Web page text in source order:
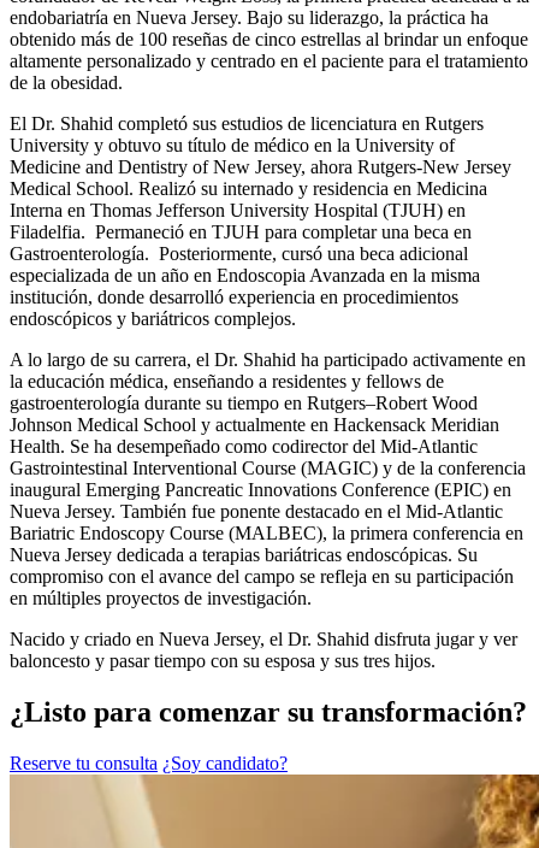
endobariatría en Nueva Jersey. Bajo su liderazgo, la práctica ha
obtenido más de 100 reseñas de cinco estrellas al brindar un enfoque
altamente personalizado y centrado en el paciente para el tratamiento
de la obesidad.
El Dr. Shahid completó sus estudios de licenciatura en Rutgers
University y obtuvo su título de médico en la University of
Medicine and Dentistry of New Jersey, ahora Rutgers-New Jersey
Medical School. Realizó su internado y residencia en Medicina
Interna en Thomas Jefferson University Hospital (TJUH) en
Filadelfia. Permaneció en TJUH para completar una beca en
Gastroenterología. Posteriormente, cursó una beca adicional
especializada de un año en Endoscopia Avanzada en la misma
institución, donde desarrolló experiencia en procedimientos
endoscópicos y bariátricos complejos.
A lo largo de su carrera, el Dr. Shahid ha participado activamente en
la educación médica, enseñando a residentes y fellows de
gastroenterología durante su tiempo en Rutgers–Robert Wood
Johnson Medical School y actualmente en Hackensack Meridian
Health. Se ha desempeñado como codirector del Mid-Atlantic
Gastrointestinal Interventional Course (MAGIC) y de la conferencia
inaugural Emerging Pancreatic Innovations Conference (EPIC) en
Nueva Jersey. También fue ponente destacado en el Mid-Atlantic
Bariatric Endoscopy Course (MALBEC), la primera conferencia en
Nueva Jersey dedicada a terapias bariátricas endoscópicas. Su
compromiso con el avance del campo se refleja en su participación
en múltiples proyectos de investigación.
Nacido y criado en Nueva Jersey, el Dr. Shahid disfruta jugar y ver
baloncesto y pasar tiempo con su esposa y sus tres hijos.
¿Listo para comenzar su transformación?
Reserve tu consulta ¿Soy candidato?